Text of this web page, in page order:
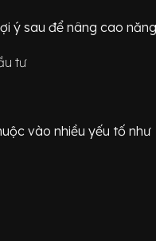
ý sau để nâng cao
tư
vào nhiều yếu tố như